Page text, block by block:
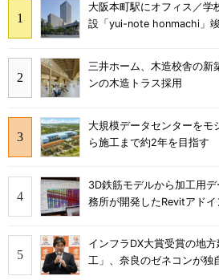
大阪本町駅にオフィス／
設「yui-note honmachi」
三井ホーム、木造校舎の
ンの木造トラス採用
大規模データセンターを
ら施工まで約2年を目指す
3D鉄筋モデルから加工用
務所が開発したRevitアドイ
インフラDX大賞受賞の地
工」、奈良のゼネコンが独